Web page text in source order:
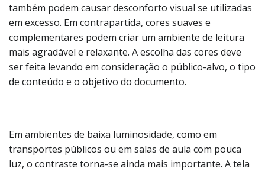
também podem causar desconforto visual se utilizadas
em excesso. Em contrapartida, cores suaves e
complementares podem criar um ambiente de leitura
mais agradável e relaxante. A escolha das cores deve
ser feita levando em consideração o público-alvo, o tipo
de conteúdo e o objetivo do documento.
Em ambientes de baixa luminosidade, como em
transportes públicos ou em salas de aula com pouca
luz, o contraste torna-se ainda mais importante. A tela